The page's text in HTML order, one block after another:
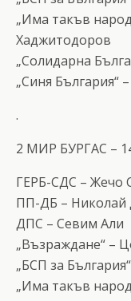
„Има такъв
Хаджитодоров
„Солидарна
„Синя България“
.
2 МИР БУРГАС –
ГЕРБ-СДС – Жечо
ПП-ДБ – Николай
ДПС – Севим Али
„Възраждане“ –
„БСП за
„Има такъв